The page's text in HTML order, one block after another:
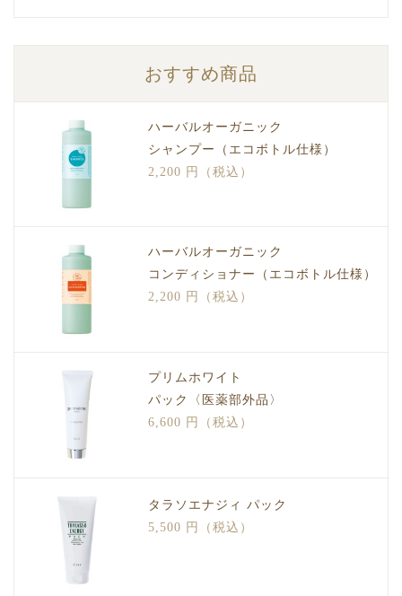
おすすめ商品
ハーバルオーガニック
シャンプー（エコボトル仕様）
2,200 円（税込）
ハーバルオーガニック
コンディショナー（エコボトル仕様）
2,200 円（税込）
プリムホワイト
パック〈医薬部外品〉
6,600 円（税込）
タラソエナジィ パック
5,500 円（税込）